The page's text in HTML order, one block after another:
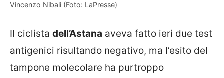
Vincenzo Nibali (Foto: LaPresse)
Il ciclista dell’Astana aveva fatto ieri due test
antigenici risultando negativo, ma l’esito del
tampone molecolare ha purtroppo